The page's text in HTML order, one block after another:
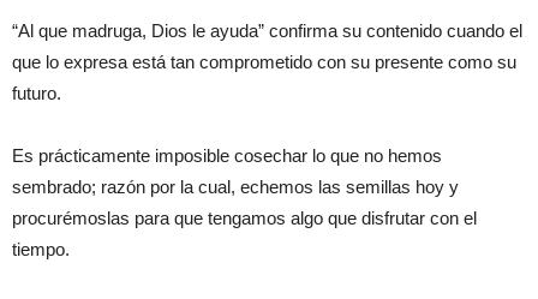
“Al que madruga, Dios le ayuda” confirma su contenido cuando el
que lo expresa está tan comprometido con su presente como su
futuro.
Es prácticamente imposible cosechar lo que no hemos
sembrado; razón por la cual, echemos las semillas hoy y
procurémoslas para que tengamos algo que disfrutar con el
tiempo.